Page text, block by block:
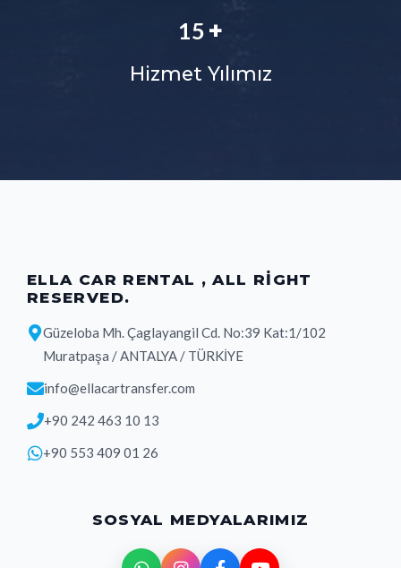
18 +
Hizmet Yılımız
ELLA CAR RENTAL , ALL RIGHT
RESERVED.
Güzeloba Mh. Çaglayangil Cd. No:39 Kat:1/102
Muratpaşa / ANTALYA / TÜRKİYE
info@ellacartransfer.com
+90 242 463 10 13
+90 553 409 01 26
SOSYAL MEDYALARIMIZ